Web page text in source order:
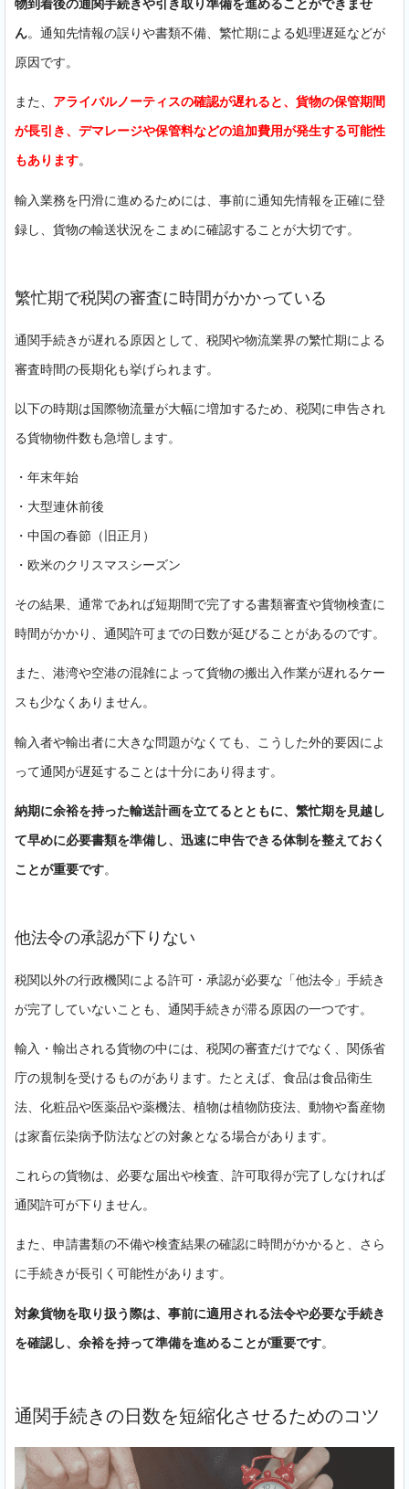
ん。通知先情報の誤りや書類不備、繁忙期による処理遅延などが
原因です。
また、 アライバルノーティスの確認が遅れると、貨物の保管期間
が長引き、デマレージや保管料などの追加費用が発生する可能性
もあります。
輸入業務を円滑に進めるためには、事前に通知先情報を正確に登
録し、貨物の輸送状況をこまめに確認することが大切です。
繁忙期で税関の審査に時間がかかっている
通関手続きが遅れる原因として、税関や物流業界の繁忙期による
審査時間の長期化も挙げられます。
以下の時期は国際物流量が大幅に増加するため、税関に申告され
る貨物物件数も急増します。
・年末年始
・大型連休前後
・中国の春節（旧正月）
・欧米のクリスマスシーズン
その結果、通常であれば短期間で完了する書類審査や貨物検査に
時間がかかり、通関許可までの日数が延びることがあるのです。
また、港湾や空港の混雑によって貨物の搬出入作業が遅れるケー
スも少なくありません。
輸入者や輸出者に大きな問題がなくても、こうした外的要因によ
って通関が遅延することは十分にあり得ます。
納期に余裕を持った輸送計画を立てるとともに、繁忙期を見越し
て早めに必要書類を準備し、迅速に申告できる体制を整えておく
ことが重要です。
他法令の承認が下りない
税関以外の行政機関による許可・承認が必要な「他法令」手続き
が完了していないことも、通関手続きが滞る原因の一つです。
輸入・輸出される貨物の中には、税関の審査だけでなく、関係省
庁の規制を受けるものがあります。たとえば、食品は食品衛生
法、化粧品や医薬品や薬機法、植物は植物防疫法、動物や畜産物
は家畜伝染病予防法などの対象となる場合があります。
これらの貨物は、必要な届出や検査、許可取得が完了しなければ
通関許可が下りません。
また、申請書類の不備や検査結果の確認に時間がかかると、さら
に手続きが長引く可能性があります。
対象貨物を取り扱う際は、事前に適用される法令や必要な手続き
を確認し、余裕を持って準備を進めることが重要です。
通関手続きの日数を短縮化させるためのコツ